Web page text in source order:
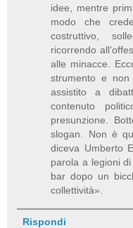
idee, mentre
modo che
costruttivo,
ricorrendo
alle minacce.
strumento e
assistito a
contenuto
presunzione.
slogan. Non è
diceva Umberto
parola a legioni
bar dopo un
collettività».
Rispondi